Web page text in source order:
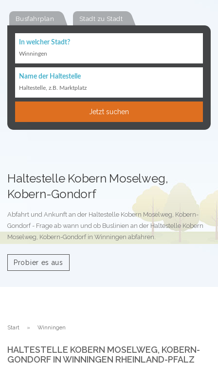
Busfahrplan Stadt zu Stadt
In welcher Stadt?
Winningen
Name der Haltestelle
Haltestelle, z.B. Marktplatz
Jetzt suchen
Haltestelle Kobern Moselweg,
Kobern-Gondorf
Abfahrt und Ankunft an der Haltestelle Kobern Moselweg, Kobern-
Gondorf - Frage ab wann und ob Buslinien an der Haltestelle Kobern
Moselweg, Kobern-Gondorf in Winningen abfahren.
Probier es aus
Start Winningen
HALTESTELLE KOBERN MOSELWEG, KOBERN-
GONDORF IN WINNINGEN RHEINLAND-PFALZ